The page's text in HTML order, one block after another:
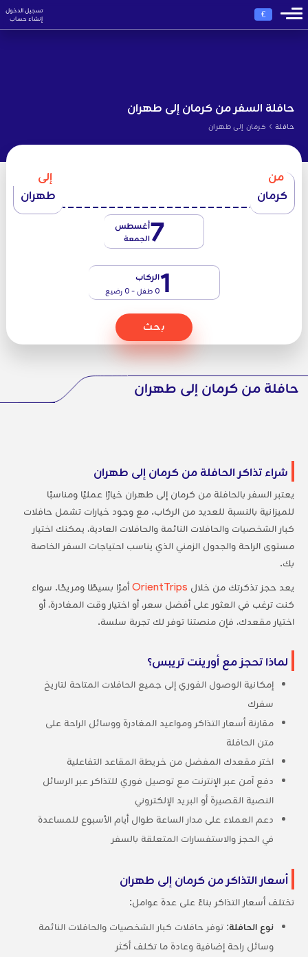
€
تسجيل الدخول
إنشاء حساب
حافلة السفر من كرمان إلى طهران
حافلة › كرمان إلى طهران
من
كرمان
إلى
طهران
7أغسطس
الجمعة
1الركاب
0 طفل - 0 رضيع
بحث
حافلة من كرمان إلى طهران
شراء تذاكر الحافلة من كرمان إلى طهران
يعتبر السفر بالحافلة من كرمان إلى طهران خيارًا عمليًا ومناسبًا
للميزانية بالنسبة للعديد من الركاب. مع وجود خيارات تشمل حافلات
كبار الشخصيات والحافلات النائمة والحافلات العادية، يمكنك اختيار
مستوى الراحة والجدول الزمني الذي يناسب احتياجات السفر الخاصة
بك.
يعد حجز تذكرتك من خلال OrientTripsأمرًا بسيطًا ومريحًا. سواء
كنت ترغب في العثور على أفضل سعر، أو اختيار وقت المغادرة، أو
اختيار مقعدك، فإن منصتنا توفر لك تجربة سلسة.
لماذا تحجز مع أورينت تريبس؟
إمكانية الوصول الفوري إلى جميع الحافلات المتاحة لتاريخ
سفرك
مقارنة أسعار التذاكر ومواعيد المغادرة ووسائل الراحة على
متن الحافلة
اختر مقعدك المفضل من خريطة المقاعد التفاعلية
دفع آمن عبر الإنترنت مع توصيل فوري للتذاكر عبر الرسائل
النصية القصيرة أو البريد الإلكتروني
دعم العملاء على مدار الساعة طوال أيام الأسبوع للمساعدة
في الحجز والاستفسارات المتعلقة بالسفر
أسعار التذاكر من كرمان إلى طهران
تختلف أسعار التذاكر بناءً على عدة عوامل:
نوع الحافلة: توفر حافلات كبار الشخصيات والحافلات النائمة
وسائل راحة إضافية وعادة ما تكلف أكثر